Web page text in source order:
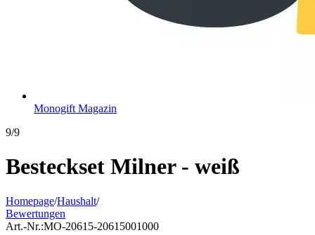
Monogift Magazin
9/9
Besteckset Milner - weiß
Homepage/Haushalt/
Bewertungen
Art.-Nr.:MO-20615-20615001000